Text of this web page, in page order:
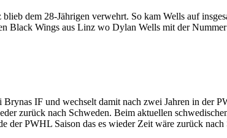
dem 28-Jährigen verwehrt. So kam Wells auf
Black Wings aus Linz wo Dylan Wells mit der
Brynas IF und wechselt damit nach zwei Jahren in der
zurück nach Schweden. Beim aktuellen
der PWHL Saison das es wieder Zeit wäre zurück nach